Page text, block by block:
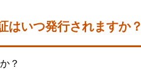
はいつ発行されますか？
？